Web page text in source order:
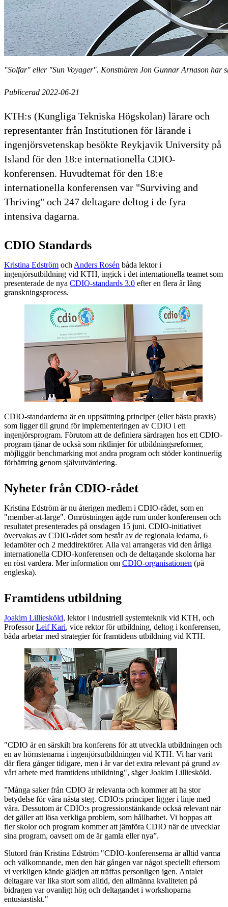
"Solfar" eller "Sun Voyager". Konstnären Jon Gunnar Arnason har
Publicerad 2022-06-21
KTH:s (Kungliga Tekniska Högskolan) lärare och
representanter från Institutionen för lärande i
ingenjörsvetenskap besökte Reykjavik University på
Island för den 18:e internationella CDIO-
konferensen. Huvudtemat för den 18:e
internationella konferensen var "Surviving and
Thriving" och 247 deltagare deltog i de fyra
intensiva dagarna.
CDIO Standards
Kristina Edström och Anders Rosén båda lektor i
ingenjörsutbildning vid KTH, ingick i det internationella teamet som
presenterade de nya CDIO-standards 3.0 efter en flera år lång
granskningsprocess.
CDIO-standarderna är en uppsättning principer (eller bästa praxis)
som ligger till grund för implementeringen av CDIO i ett
ingenjörsprogram. Förutom att de definiera särdragen hos ett CDIO-
program tjänar de också som riktlinjer för utbildningsreformer,
möjliggör benchmarking mot andra program och stöder kontinuerlig
förbättring genom självutvärdering.
Nyheter från CDIO-rådet
Kristina Edström är nu återigen medlem i CDIO-rådet, som en
"member-at-large". Omröstningen ägde rum under konferensen och
resultatet presenterades på onsdagen 15 juni. CDIO-initiativet
övervakas av CDIO-rådet som består av de regionala ledarna, 6
ledamöter och 2 meddirektörer. Alla val arrangeras vid den årliga
internationella CDIO-konferensen och de deltagande skolorna har
en röst vardera. Mer information om CDIO-organisationen (på
engleska).
Framtidens utbildning
Joakim Lilliesköld, lektor i industriell systemteknik vid KTH, och
ProfessorLeif Kari, vice rektor för utbildning, deltog i konferensen,
båda arbetar med strategier för framtidens utbildning vid KTH.
"CDIO är en särskilt bra konferens för att utveckla utbildningen och
en av hörnstenarna i ingenjörsutbildningen vid KTH. Vi har varit
där flera gånger tidigare, men i år var det extra relevant på grund av
vårt arbete med framtidens utbildning", säger Joakim Lilliesköld.
”Många saker från CDIO är relevanta och kommer att ha stor
betydelse för våra nästa steg. CDIO:s principer ligger i linje med
våra. Dessutom är CDIO:s progressionstänkande också relevant när
det gäller att lösa verkliga problem, som hållbarhet. Vi hoppas att
fler skolor och program kommer att jämföra CDIO när de utvecklar
sina program, oavsett om de är gamla eller nya”.
Slutord från Kristina Edström "CDIO-konferenserna är alltid varma
och välkomnande, men den här gången var något speciellt eftersom
vi verkligen kände glädjen att träffas personligen igen. Antalet
deltagare var lika stort som alltid, den allmänna kvaliteten på
bidragen var ovanligt hög och deltagandet i workshoparna
entusiastiskt."